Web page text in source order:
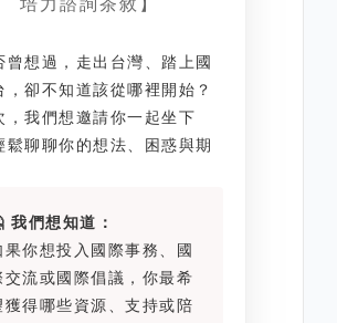
培力諮詢茶敘】
曾想過，走出台灣、踏上國
，卻不知道該從哪裡開始？
，我們想邀請你一起坐下
鬆聊聊你的想法、困惑與期
我們想知道：
果你想投入國際事務、國
交流或國際倡議，你最希
獲得哪些資源、支持或陪